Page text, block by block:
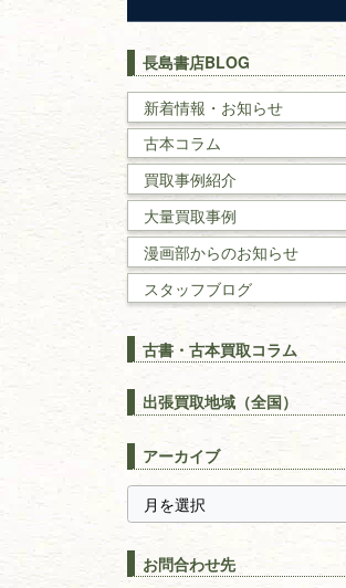
戦記・戦史
国文学・
理工書
数学書・物理学書
建築書
漢方・鍼灸・東洋医学
易学・占い
スピリチュアル・
全集・
趣味・教養
長島書店BLOG
新着情報・お知らせ
古本コラム
買取事例紹介
大量買取事例
漫画部からのお知らせ
スタッフブログ
古書・古本買取コラム
【出張買取】古本の大量買取
りOK！効率的に売る方法
宅配買取は古本を送るだけ！
長島書店の便利な買取サービ
ス
【持ち込み買取】店頭で簡単
に古本を売るメリットとは？
古本を高く売る方法！買取で
上手な売り方のコツを解説
出張買取地域（全国）
埼玉県
千葉県
神奈川県
静岡県
山梨県
新潟県
アーカイブ
お問合わせ先